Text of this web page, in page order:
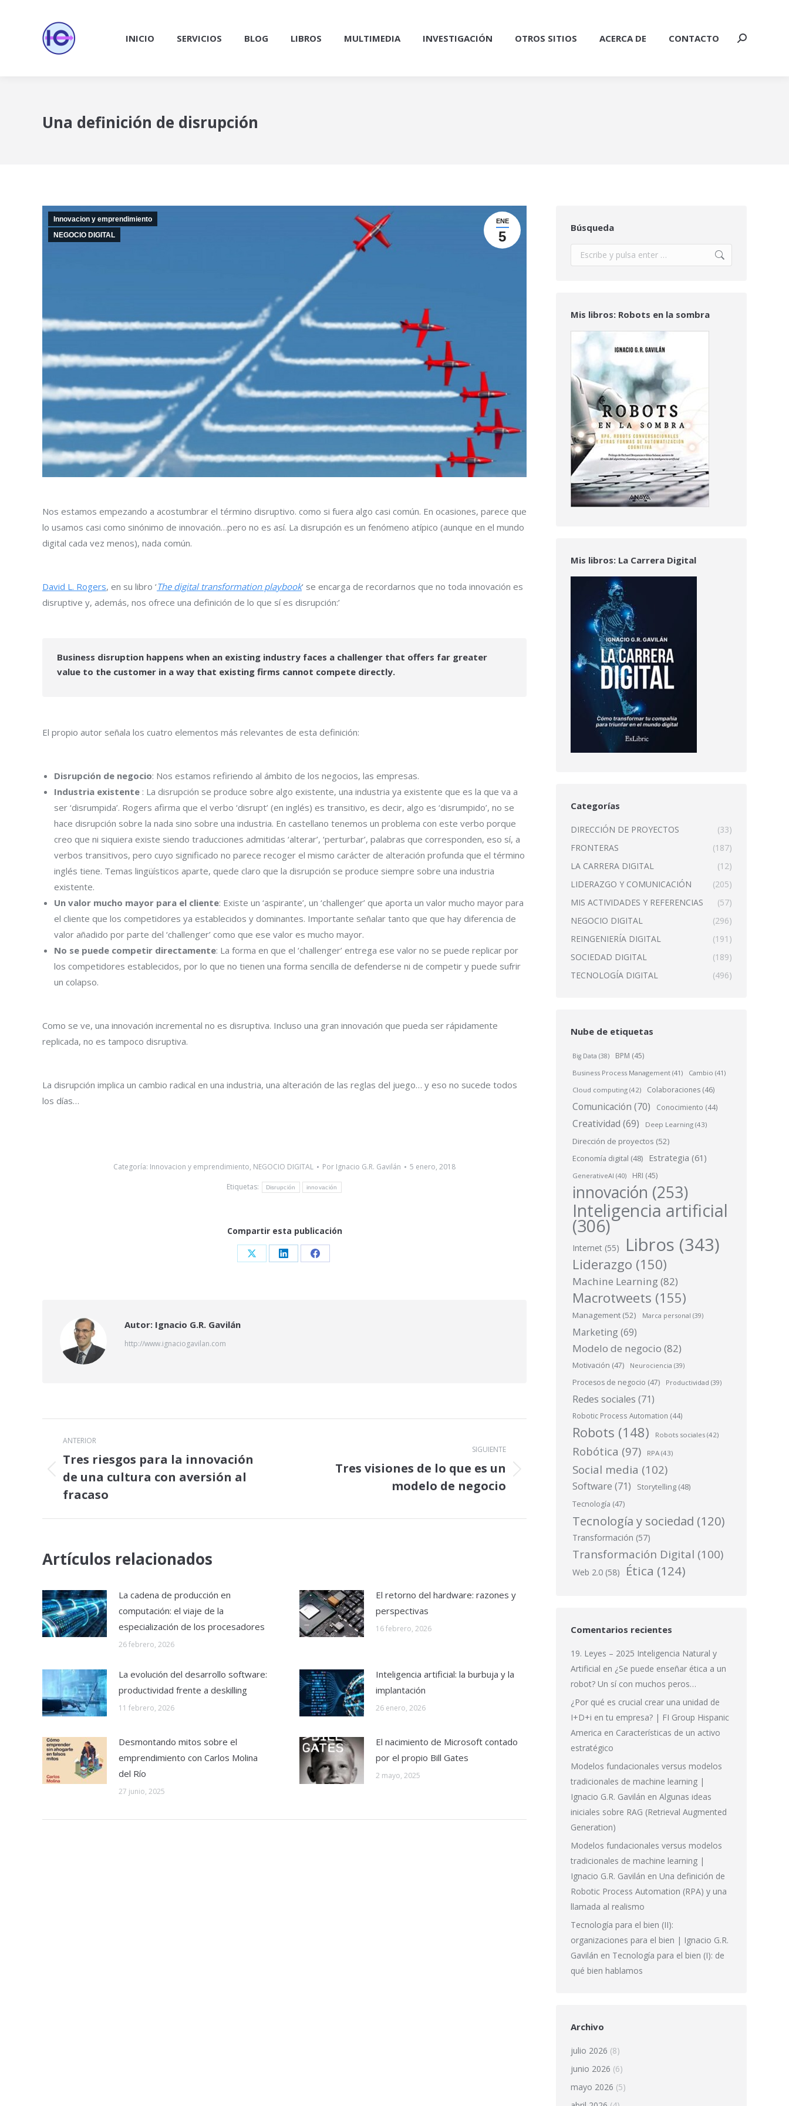
INICIO SERVICIOS BLOG LIBROS MULTIMEDIA INVESTIGACIÓN OTROS SITIOS ACERCA DE CONTACTO Buscar:
Una definición de disrupción
ENE
5
Innovacion y emprendimiento
NEGOCIO DIGITAL
Nos estamos empezando a acostumbrar el término disruptivo. como si fuera algo casi común. En ocasiones, parece que
lo usamos casi como sinónimo de innovación…pero no es así. La disrupción es un fenómeno atípico (aunque en el mundo
digital cada vez menos), nada común.
David L. Rogers, en su libro ‘The digital transformation playbook‘ se encarga de recordarnos que no toda innovación es
disruptive y, además, nos ofrece una definición de lo que sí es disrupción:’
Business disruption happens when an existing industry faces a challenger that offers far greater
value to the customer in a way that existing firms cannot compete directly.
El propio autor señala los cuatro elementos más relevantes de esta definición:
Disrupción de negocio: Nos estamos refiriendo al ámbito de los negocios, las empresas.
Industria existente : La disrupción se produce sobre algo existente, una industria ya existente que es la que va a
ser ‘disrumpida’. Rogers afirma que el verbo ‘disrupt’ (en inglés) es transitivo, es decir, algo es ‘disrumpido’, no se
hace disrupción sobre la nada sino sobre una industria. En castellano tenemos un problema con este verbo porque
creo que ni siquiera existe siendo traducciones admitidas ‘alterar’, ‘perturbar’, palabras que corresponden, eso sí, a
verbos transitivos, pero cuyo significado no parece recoger el mismo carácter de alteración profunda que el término
inglés tiene. Temas lingüísticos aparte, quede claro que la disrupción se produce siempre sobre una industria
existente.
Un valor mucho mayor para el cliente: Existe un ‘aspirante’, un ‘challenger’ que aporta un valor mucho mayor para
el cliente que los competidores ya establecidos y dominantes. Importante señalar tanto que que hay diferencia de
valor añadido por parte del ‘challenger’ como que ese valor es mucho mayor.
No se puede competir directamente: La forma en que el ‘challenger’ entrega ese valor no se puede replicar por
los competidores establecidos, por lo que no tienen una forma sencilla de defenderse ni de competir y puede sufrir
un colapso.
Como se ve, una innovación incremental no es disruptiva. Incluso una gran innovación que pueda ser rápidamente
replicada, no es tampoco disruptiva.
La disrupción implica un cambio radical en una industria, una alteración de las reglas del juego… y eso no sucede todos
los días…
Categoría: Innovacion y emprendimiento, NEGOCIO DIGITAL Por Ignacio G.R. Gavilán
5 enero, 2018
Etiquetas:
Disrupción innovación
Compartir esta publicación
Share Share Share
Autor: Ignacio G.R. Gavilán
http://www.ignaciogavilan.com
Navegación
entre
publicaciones
ANTERIOR
Publicación
anterior:
Tres riesgos para la innovación
de una cultura con aversión al
fracaso
SIGUIENTE
PublicaciónTres visiones de lo que es un
modelo de negocio
Artículos relacionados
La cadena de producción en
computación: el viaje de la
especialización de los procesadores
26 febrero, 2026
El retorno del hardware: razones y
perspectivas
16 febrero, 2026
La evolución del desarrollo software:
productividad frente a deskilling
11 febrero, 2026
Inteligencia artificial: la burbuja y la
implantación
26 enero, 2026
Desmontando mitos sobre el
emprendimiento con Carlos Molina
del Río
27 junio, 2025
El nacimiento de Microsoft contado
por el propio Bill Gates
2 mayo, 2025
Búsqueda
Buscar:
Mis libros: Robots en la sombra
Mis libros: La Carrera Digital
Categorías
DIRECCIÓN DE PROYECTOS
(33)
FRONTERAS
(187)
LA CARRERA DIGITAL
(12)
LIDERAZGO Y COMUNICACIÓN
(205)
MIS ACTIVIDADES Y REFERENCIAS
(57)
NEGOCIO DIGITAL
(296)
REINGENIERÍA DIGITAL
(191)
SOCIEDAD DIGITAL
(189)
TECNOLOGÍA DIGITAL
(496)
Nube de etiquetas
Big Data (38) BPM (45)
Business Process Management (41) Cambio (41)
Cloud computing (42) Colaboraciones (46)
Comunicación (70) Conocimiento (44)
Creatividad (69) Deep Learning (43)
Dirección de proyectos (52)
Economía digital (48) Estrategia (61)
GenerativeAI (40) HRI (45)
innovación (253)
Inteligencia artificial
(306)
Internet (55) Libros (343)
Liderazgo (150)
Machine Learning(82)
Macrotweets (155)
Management (52) Marca personal (39)
Marketing (69)
Modelo de negocio (82)
Motivación (47) Neurociencia (39)
Procesos de negocio (47) Productividad (39)
Redes sociales (71)
Robotic Process Automation (44)
Robots (148) Robots sociales (42)
Robótica (97) RPA (43)
Social media (102)
Software (71) Storytelling (48)
Tecnología (47)
Tecnología y sociedad (120)
Transformación (57)
Transformación Digital (100)
Web 2.0 (58) Ética (124)
Comentarios recientes
19. Leyes – 2025 Inteligencia Natural y
Artificial en ¿Se puede enseñar ética a un
robot? Un sí con muchos peros…
¿Por qué es crucial crear una unidad de
I+D+i en tu empresa? | FI Group Hispanic
America en Características de un activo
estratégico
Modelos fundacionales versus modelos
tradicionales de machine learning |
Ignacio G.R. Gavilán en Algunas ideas
iniciales sobre RAG (Retrieval Augmented
Generation)
Modelos fundacionales versus modelos
tradicionales de machine learning |
Ignacio G.R. Gavilán en Una definición de
Robotic Process Automation (RPA) y una
llamada al realismo
Tecnología para el bien (II):
organizaciones para el bien | Ignacio G.R.
Gavilán en Tecnología para el bien (I): de
qué bien hablamos
Archivo
julio 2026 (8)
junio 2026 (6)
mayo 2026 (5)